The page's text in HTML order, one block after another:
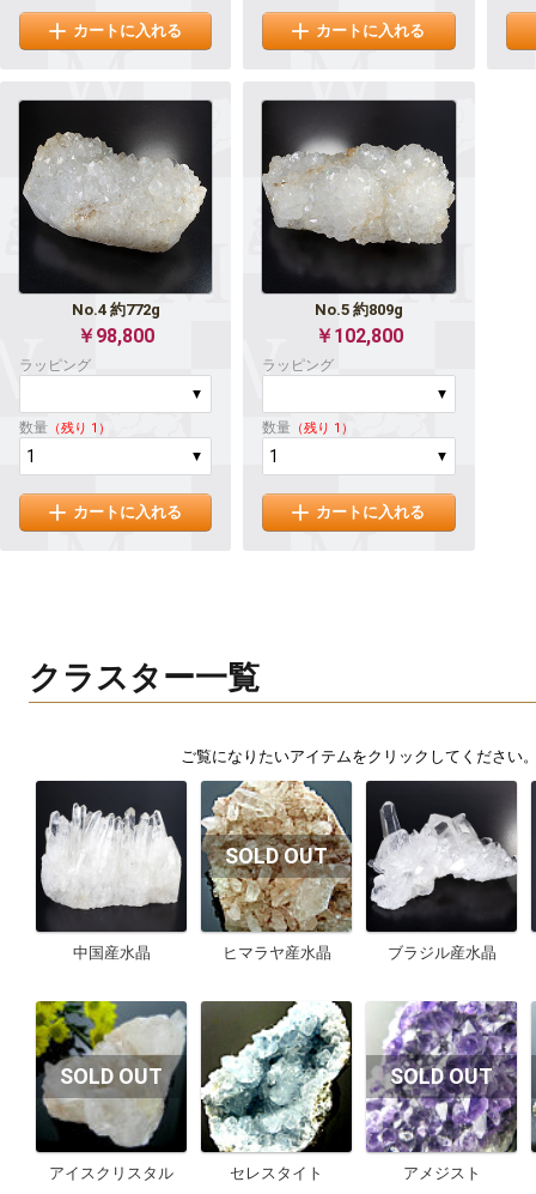
カートに入れる カートに入れる
No.4 約772g
￥98,800
ラッピング
数量 （残り 1）
カートに入れる
No.5 約809g
￥102,800
ラッピング
数量 （残り 1）
カートに入れる
クラスター一覧
中国産水晶 ヒマラヤ産水晶 ブラジル産水晶
アイスクリスタル セレスタイト アメジスト